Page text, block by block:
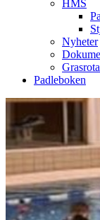
HMS
Nyheter
Padleboken